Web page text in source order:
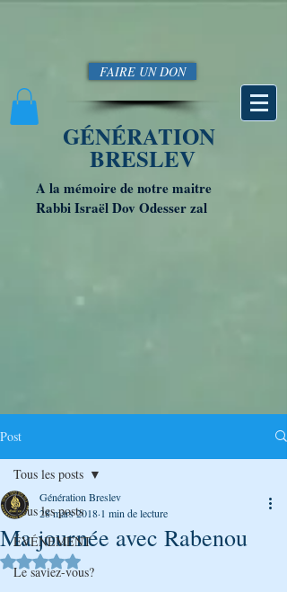
FAIRE UN DON
GÉNÉRATION
BRESLEV
A la mémoire de notre maitre
Rabbi Israël Dov Odesser zal
Post
Tous les posts
ÉVÉNEMENT
Le saviez-vous?
Tous les posts
Ma journée avec Rabenou
Génération Breslev
28 mars 2018 1 min de lecture
Noté NaN étoiles sur 5.